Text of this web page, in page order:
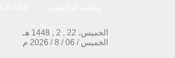
الخميس، 22 , 2 , 1448 هـ
الخميس /
06
/
8
/
2026 م